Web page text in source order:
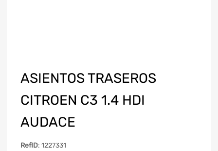
ASIENTOS TRASEROS
CITROEN C3 1.4 HDI
AUDACE
RefID: 1227331